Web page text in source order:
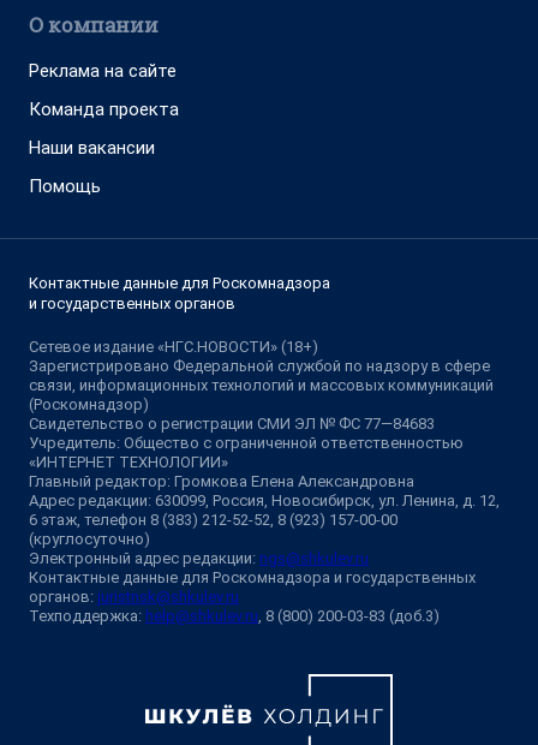
О компании
Реклама на сайте
Команда проекта
Наши вакансии
Помощь
Контактные данные для Роскомнадзора
и государственных органов
Сетевое издание «НГС.НОВОСТИ» (18+)
Зарегистрировано Федеральной службой по надзору в сфере
связи, информационных технологий и массовых коммуникаций
(Роскомнадзор)
Свидетельство о регистрации СМИ ЭЛ № ФС 77—84683
Учредитель: Общество с ограниченной ответственностью
«ИНТЕРНЕТ ТЕХНОЛОГИИ»
Главный редактор: Громкова Елена Александровна
Адрес редакции: 630099, Россия, Новосибирск, ул. Ленина, д. 12,
6 этаж, телефон 8 (383) 212-52-52, 8 (923) 157-00-00
(круглосуточно)
Электронный адрес редакции: ngs@shkulev.ru
Контактные данные для Роскомнадзора и государственных
органов: juristnsk@shkulev.ru
Техподдержка: help@shkulev.ru, 8 (800) 200-03-83 (доб.3)